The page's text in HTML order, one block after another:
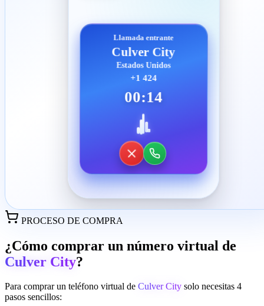
Llamada entrante
Culver City
Estados Unidos
+1 424
00:14
PROCESO DE COMPRA
¿Cómo comprar un número virtual de
Culver City?
Para comprar un teléfono virtual de Culver City solo necesitas 4
pasos sencillos: